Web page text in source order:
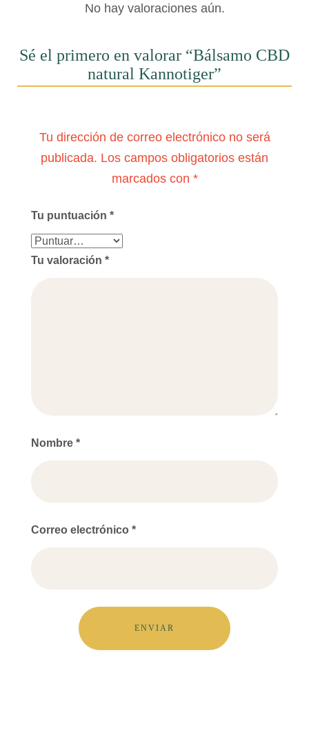
No hay valoraciones aún.
Sé el primero en valorar “Bálsamo CBD
natural Kannotiger”
Tu dirección de correo electrónico no será
publicada. Los campos obligatorios están
marcados con *
Tu puntuación *
Tu valoración *
Nombre *
Correo electrónico *